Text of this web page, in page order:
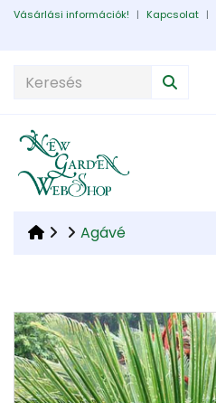
Vásárlási információk! | Kapcsolat |
Agávé